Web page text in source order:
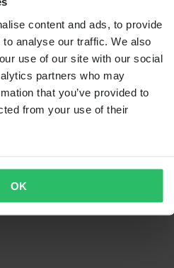
content and ads, to provide
analyse our traffic. We also
use of our site with our social
partners who may
that you’ve provided to
from your use of their
OK